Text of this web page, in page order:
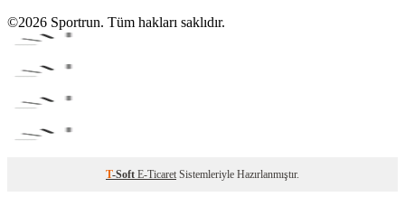
©2026 Sportrun. Tüm hakları saklıdır.
T-Soft E-Ticaret Sistemleriyle Hazırlanmıştır.